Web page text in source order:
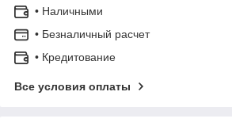
• Наличными
• Безналичный расчет
• Кредитование
Все условия оплаты